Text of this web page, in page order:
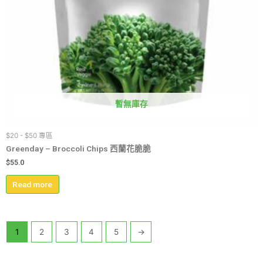
暫無庫存
$20 - $50 專區
Greenday – Broccoli Chips 西蘭花脆脆
$55.0
Read more
1 2 3 4 5 →